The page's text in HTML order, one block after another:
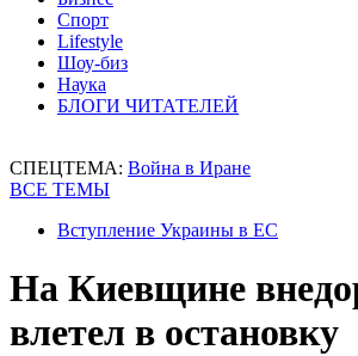
Спорт
Lifestyle
Шоу-биз
Наука
БЛОГИ ЧИТАТЕЛЕЙ
СПЕЦТЕМА: Война в Иране
ВСЕ ТЕМЫ
Вступление Украины в ЕС
На Киевщине
влетел в остановку